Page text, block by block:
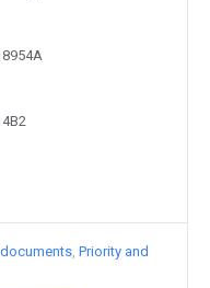
Priority and